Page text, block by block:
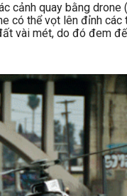
cảnh quay bằng
có thể vọt lên đỉnh các
vài mét, do đó đem